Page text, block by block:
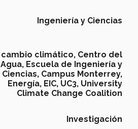
Ingeniería y Ciencias
cambio climático, Centro del
Agua, Escuela de Ingeniería y
Ciencias, Campus Monterrey,
Energía, EIC, UC3, University
Climate Change Coalition
Investigación